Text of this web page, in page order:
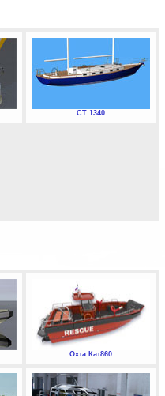
СТ 1340
Охта Кат860